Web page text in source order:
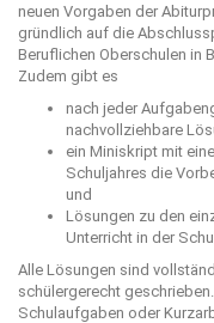
neuen Vorgaben der
gründlich auf die
Beruflichen Oberschulen in
Zudem gibt es
nach jeder
nachvollziehbare
ein Miniskript mit
Schuljahres die
und
Lösungen zu den
Unterricht in der
Alle Lösungen sind
schülergerecht
Schulaufgaben oder